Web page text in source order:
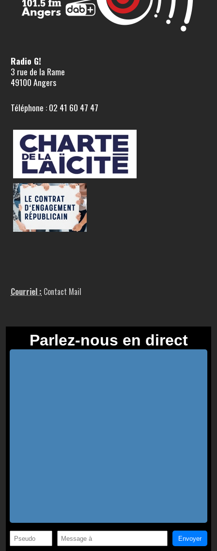
Radio G!
3 rue de la Rame
49100 Angers
Téléphone : 02 41 60 47 47
Courriel : Contact Mail